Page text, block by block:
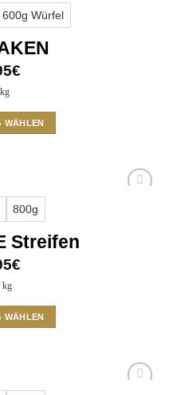
600g Würfel
€
kg
WÄHLEN
800g
Streifen
€
kg
WÄHLEN